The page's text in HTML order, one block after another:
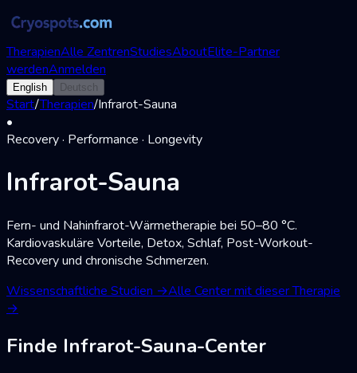
TherapienAlle ZentrenStudiesAboutElite-Partner
werdenAnmelden
English Deutsch
Start/Therapien/Infrarot-Sauna
•
Recovery · Performance · Longevity
Infrarot-Sauna
Fern- und Nahinfrarot-Wärmetherapie bei 50–80 °C.
Kardiovaskuläre Vorteile, Detox, Schlaf, Post-Workout-
Recovery und chronische Schmerzen.
Wissenschaftliche Studien →Alle Center mit dieser Therapie
→
Finde Infrarot-Sauna-Center